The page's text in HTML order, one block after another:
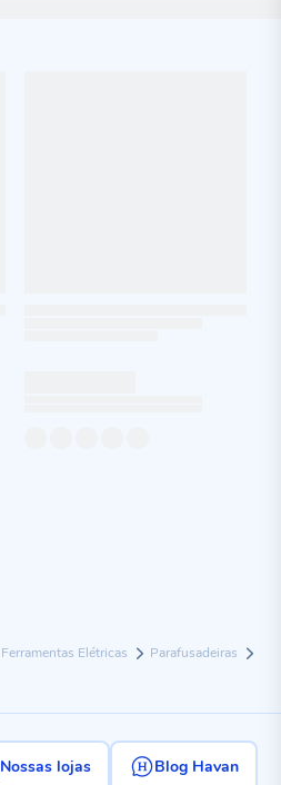
Ferramentas Elétricas Parafusadeiras
Nossas lojas Blog Havan